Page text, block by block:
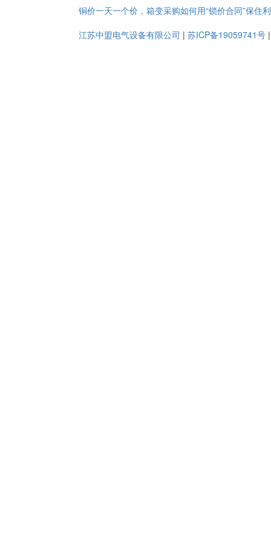
铜价一天一个价，箱变采购如何用“锁价合同”保住
江苏中盟电气设备有限公司 | 苏ICP备19059741号